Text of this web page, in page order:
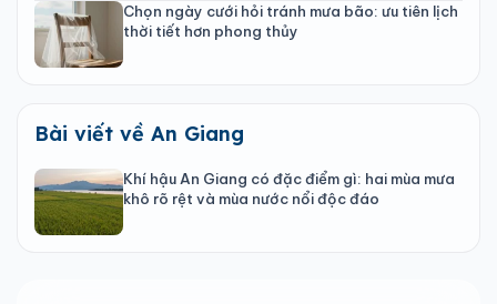
Chọn ngày cưới hỏi tránh mưa bão: ưu tiên lịch
thời tiết hơn phong thủy
Bài viết về An Giang
Khí hậu An Giang có đặc điểm gì: hai mùa mưa
khô rõ rệt và mùa nước nổi độc đáo